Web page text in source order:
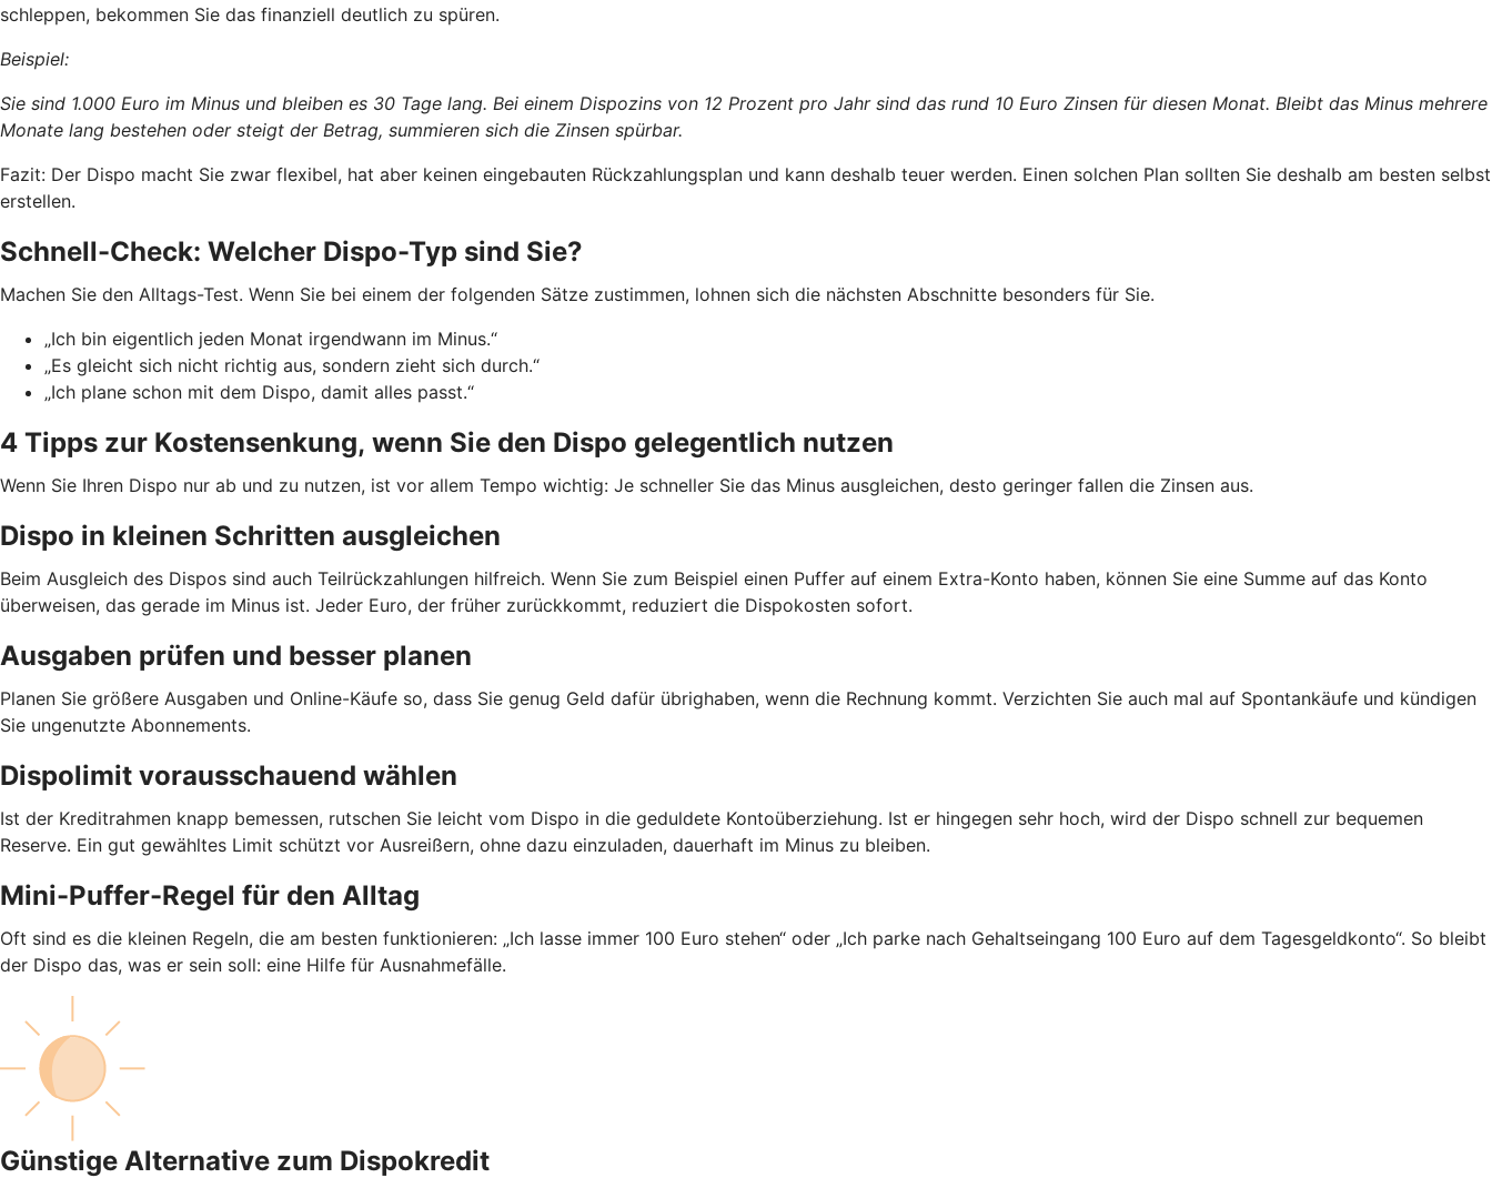
schleppen, bekommen Sie das finanziell deutlich zu spüren.
Beispiel:
Sie sind 1.000 Euro im Minus und bleiben es 30 Tage lang. Bei einem Dispozins von 12 Prozent pro Jahr sind das rund 10 Euro Zinsen für diesen Monat. Bleibt das Minus mehrere
Monate lang bestehen oder steigt der Betrag, summieren sich die Zinsen spürbar.
Fazit: Der Dispo macht Sie zwar flexibel, hat aber keinen eingebauten Rückzahlungsplan und kann deshalb teuer werden. Einen solchen Plan sollten Sie deshalb am besten selbst
erstellen.
Schnell-Check: Welcher Dispo-Typ sind Sie?
Machen Sie den Alltags-Test. Wenn Sie bei einem der folgenden Sätze zustimmen, lohnen sich die nächsten Abschnitte besonders für Sie.
„Ich bin eigentlich jeden Monat irgendwann im Minus.“
„Es gleicht sich nicht richtig aus, sondern zieht sich durch.“
„Ich plane schon mit dem Dispo, damit alles passt.“
4 Tipps zur Kostensenkung, wenn Sie den Dispo gelegentlich nutzen
Wenn Sie Ihren Dispo nur ab und zu nutzen, ist vor allem Tempo wichtig: Je schneller Sie das Minus ausgleichen, desto geringer fallen die Zinsen aus.
Dispo in kleinen Schritten ausgleichen
Beim Ausgleich des Dispos sind auch Teilrückzahlungen hilfreich. Wenn Sie zum Beispiel einen Puffer auf einem Extra-Konto haben, können Sie eine Summe auf das Konto
überweisen, das gerade im Minus ist. Jeder Euro, der früher zurückkommt, reduziert die Dispokosten sofort.
Ausgaben prüfen und besser planen
Planen Sie größere Ausgaben und Online-Käufe so, dass Sie genug Geld dafür übrighaben, wenn die Rechnung kommt. Verzichten Sie auch mal auf Spontankäufe und kündigen
Sie ungenutzte Abonnements.
Dispolimit vorausschauend wählen
Ist der Kreditrahmen knapp bemessen, rutschen Sie leicht vom Dispo in die geduldete Kontoüberziehung. Ist er hingegen sehr hoch, wird der Dispo schnell zur bequemen
Reserve. Ein gut gewähltes Limit schützt vor Ausreißern, ohne dazu einzuladen, dauerhaft im Minus zu bleiben.
Mini-Puffer-Regel für den Alltag
Oft sind es die kleinen Regeln, die am besten funktionieren: „Ich lasse immer 100 Euro stehen“ oder „Ich parke nach Gehaltseingang 100 Euro auf dem Tagesgeldkonto“. So bleibt
der Dispo das, was er sein soll: eine Hilfe für Ausnahmefälle.
Günstige Alternative zum Dispokredit